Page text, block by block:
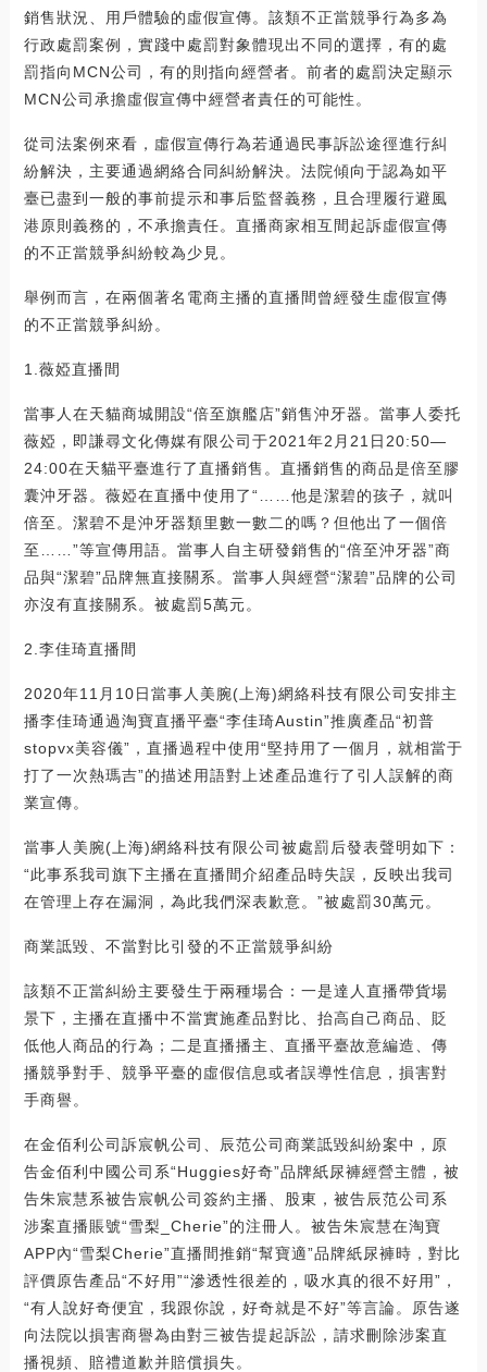
銷售狀況、用戶體驗的虛假宣傳。該類不正當競爭行為多為
行政處罰案例，實踐中處罰對象體現出不同的選擇，有的處
罰指向MCN公司，有的則指向經營者。前者的處罰決定顯示
MCN公司承擔虛假宣傳中經營者責任的可能性。
從司法案例來看，虛假宣傳行為若通過民事訴訟途徑進行糾
紛解決，主要通過網絡合同糾紛解決。法院傾向于認為如平
臺已盡到一般的事前提示和事后監督義務，且合理履行避風
港原則義務的，不承擔責任。直播商家相互間起訴虛假宣傳
的不正當競爭糾紛較為少見。
舉例而言，在兩個著名電商主播的直播間曾經發生虛假宣傳
的不正當競爭糾紛。
1.薇婭直播間
當事人在天貓商城開設“倍至旗艦店”銷售沖牙器。當事人委托
薇婭，即謙尋文化傳媒有限公司于2021年2月21日20:50—
24:00在天貓平臺進行了直播銷售。直播銷售的商品是倍至膠
囊沖牙器。薇婭在直播中使用了“……他是潔碧的孩子，就叫
倍至。潔碧不是沖牙器類里數一數二的嗎？但他出了一個倍
至……”等宣傳用語。當事人自主研發銷售的“倍至沖牙器”商
品與“潔碧”品牌無直接關系。當事人與經營“潔碧”品牌的公司
亦沒有直接關系。被處罰5萬元。
2.李佳琦直播間
2020年11月10日當事人美腕(上海)網絡科技有限公司安排主
播李佳琦通過淘寶直播平臺“李佳琦Austin”推廣產品“初普
stopvx美容儀”，直播過程中使用“堅持用了一個月，就相當于
打了一次熱瑪吉”的描述用語對上述產品進行了引人誤解的商
業宣傳。
當事人美腕(上海)網絡科技有限公司被處罰后發表聲明如下：
“此事系我司旗下主播在直播間介紹產品時失誤，反映出我司
在管理上存在漏洞，為此我們深表歉意。”被處罰30萬元。
商業詆毀、不當對比引發的不正當競爭糾紛
該類不正當糾紛主要發生于兩種場合：一是達人直播帶貨場
景下，主播在直播中不當實施產品對比、抬高自己商品、貶
低他人商品的行為；二是直播播主、直播平臺故意編造、傳
播競爭對手、競爭平臺的虛假信息或者誤導性信息，損害對
手商譽。
在金佰利公司訴宸帆公司、辰范公司商業詆毀糾紛案中，原
告金佰利中國公司系“Huggies好奇”品牌紙尿褲經營主體，被
告朱宸慧系被告宸帆公司簽約主播、股東，被告辰范公司系
涉案直播賬號“雪梨_Cherie”的注冊人。被告朱宸慧在淘寶
APP內“雪梨Cherie”直播間推銷“幫寶適”品牌紙尿褲時，對比
評價原告產品“不好用”“滲透性很差的，吸水真的很不好用”，
“有人說好奇便宜，我跟你說，好奇就是不好”等言論。原告遂
向法院以損害商譽為由對三被告提起訴訟，請求刪除涉案直
播視頻、賠禮道歉并賠償損失。